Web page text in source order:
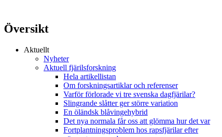
Översikt
Aktuellt
Nyheter
Aktuell fjärilsforskning
Hela artikellistan
Om forskningsartiklar och referenser
Varför förlorade vi tre svenska dagfjärilar?
Slingrande slåtter ger större variation
En öländsk blåvingehybrid
Det nya normala får oss att glömma hur det var
Fortplantningsproblem hos rapsfjärilar efter